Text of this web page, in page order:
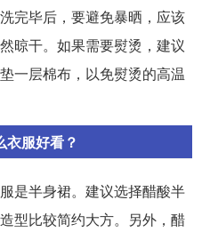
完毕后，要避免暴晒，应该
晾干。如果需要熨烫，建议
一层棉布，以免熨烫的高温
衣服好看？
是半身裙。建议选择醋酸半
型比较简约大方。另外，醋